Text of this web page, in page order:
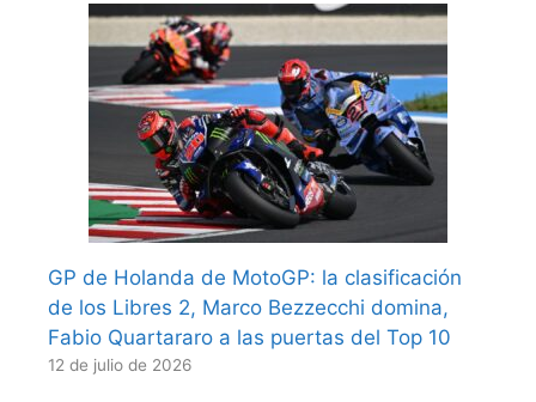
GP de Holanda de MotoGP: la clasificación
de los Libres 2, Marco Bezzecchi domina,
Fabio Quartararo a las puertas del Top 10
12 de julio de 2026